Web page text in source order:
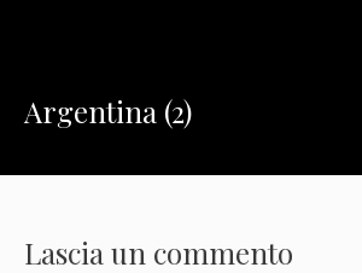
Argentina (2)
Lascia un commento